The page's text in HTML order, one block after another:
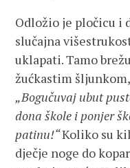
Odložio je pločicu i
slučajna
uklapati. Tamo
žućkastim
„Bogučuvaj ubut
dona škole i ponjer
patinu!“Koliko su
dječje noge do